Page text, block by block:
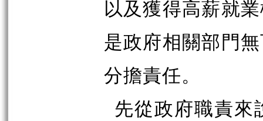
以及獲得高薪就
是政府相關部門
分擔責任。
先從政府職責來